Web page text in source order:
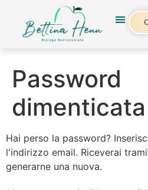
Password
dimenticata
Hai perso la password?
l'indirizzo email. Riceverai
generarne una nuova.